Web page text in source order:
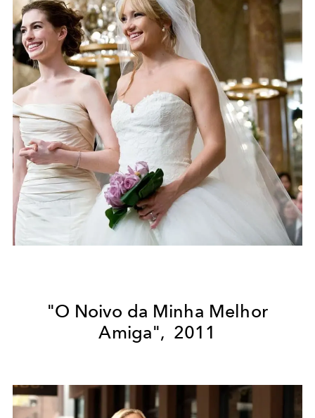
"O Noivo da Minha Melhor
Amiga", 2011